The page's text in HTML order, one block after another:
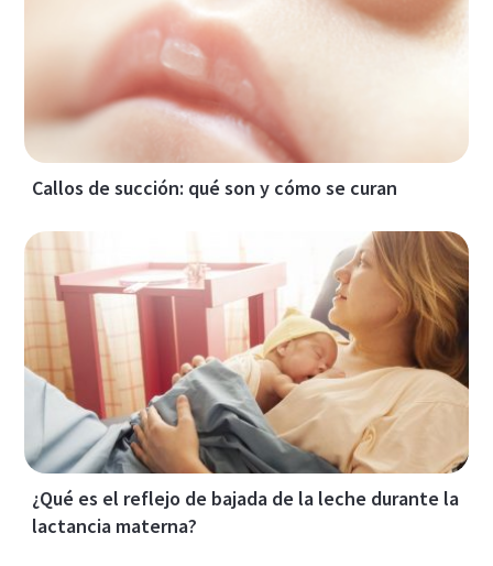
Callos de succión: qué son y cómo se curan
¿Qué es el reflejo de bajada de la leche durante la
lactancia materna?